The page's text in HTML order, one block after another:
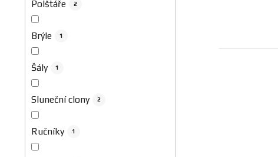
Polštáře 2
Brýle 1
Šály 1
Sluneční clony 2
Ručníky 1